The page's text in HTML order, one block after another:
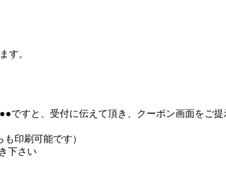
す。
すと、受付に伝えて頂き、クーポン画面をご提
印刷可能です）
下さい